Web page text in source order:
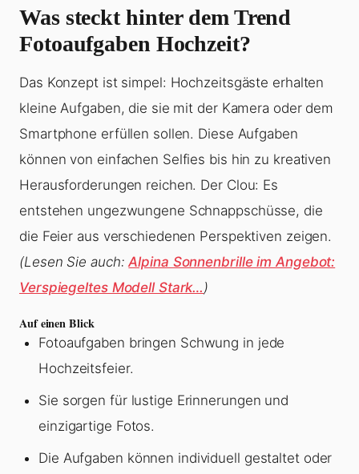
Was steckt hinter dem Trend
Fotoaufgaben Hochzeit?
Das Konzept ist simpel: Hochzeitsgäste erhalten
kleine Aufgaben, die sie mit der Kamera oder dem
Smartphone erfüllen sollen. Diese Aufgaben
können von einfachen Selfies bis hin zu kreativen
Herausforderungen reichen. Der Clou: Es
entstehen ungezwungene Schnappschüsse, die
die Feier aus verschiedenen Perspektiven zeigen.
(Lesen Sie auch:Alpina Sonnenbrille im Angebot:
Verspiegeltes Modell Stark… )
Auf einen Blick
Fotoaufgaben bringen Schwung in jede
Hochzeitsfeier.
Sie sorgen für lustige Erinnerungen und
einzigartige Fotos.
Die Aufgaben können individuell gestaltet oder